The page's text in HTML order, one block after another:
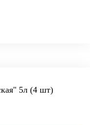
5л (4 шт)